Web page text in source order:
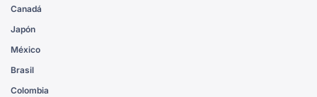
Canadá
Japón
México
Brasil
Colombia